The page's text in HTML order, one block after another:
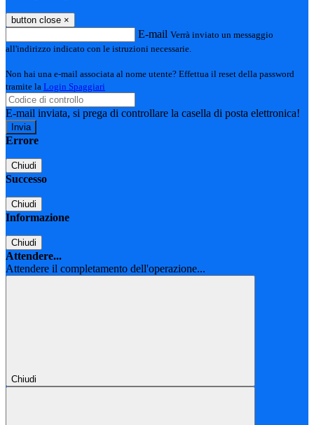
button close ×
E-mail Verrà inviato un messaggio
all'indirizzo indicato con le istruzioni necessarie.
Non hai una e-mail associata al nome utente? Effettua il reset della password
tramite la Login Spaggiari
E-mail inviata, si prega di controllare la casella di posta elettronica!
Errore
Chiudi
Successo
Chiudi
Informazione
Chiudi
Attendere...
Attendere il completamento dell'operazione...
Chiudi